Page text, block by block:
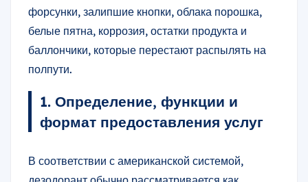
форсунки, залипшие кнопки, облака порошка,
белые пятна, коррозия, остатки продукта и
баллончики, которые перестают распылять на
полпути.
1. Определение, функции и
формат предоставления услуг
В соответствии с американской системой,